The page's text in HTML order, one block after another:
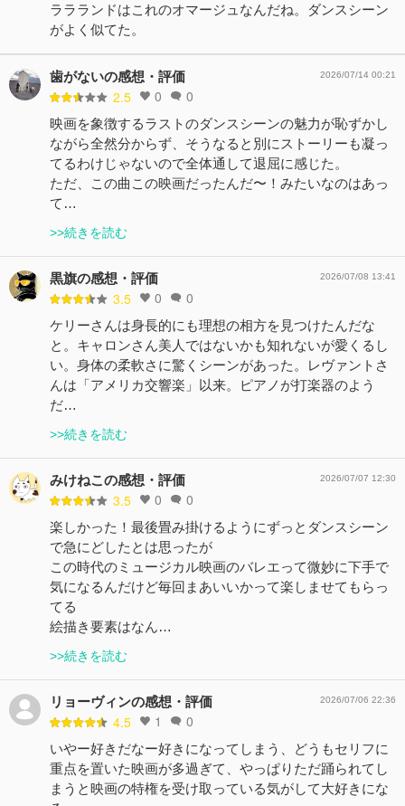
ララランドはこれのオマージュなんだね。ダンスシーン
がよく似てた。
歯がないの感想・評価
2.5 0 0
2026/07/14 00:21
映画を象徴するラストのダンスシーンの魅力が恥ずかし
ながら全然分からず、そうなると別にストーリーも凝っ
てるわけじゃないので全体通して退屈に感じた。
ただ、この曲この映画だったんだ〜！みたいなのはあっ
て…
>>続きを読む
黒旗の感想・評価
3.5 0 0
2026/07/08 13:41
ケリーさんは身長的にも理想の相方を見つけたんだな
と。キャロンさん美人ではないかも知れないが愛くるし
い。身体の柔軟さに驚くシーンがあった。レヴァントさ
んは「アメリカ交響楽」以来。ピアノが打楽器のよう
だ…
>>続きを読む
みけねこの感想・評価
3.5 0 0
2026/07/07 12:30
楽しかった！最後畳み掛けるようにずっとダンスシーン
で急にどしたとは思ったが
この時代のミュージカル映画のバレエって微妙に下手で
気になるんだけど毎回まあいいかって楽しませてもらっ
てる
絵描き要素はなん…
>>続きを読む
リョーヴィンの感想・評価
4.5 1 0
2026/07/06 22:36
いやー好きだなー好きになってしまう、どうもセリフに
重点を置いた映画が多過ぎて、やっぱりただ踊られてし
まうと映画の特権を受け取っている気がして大好きにな